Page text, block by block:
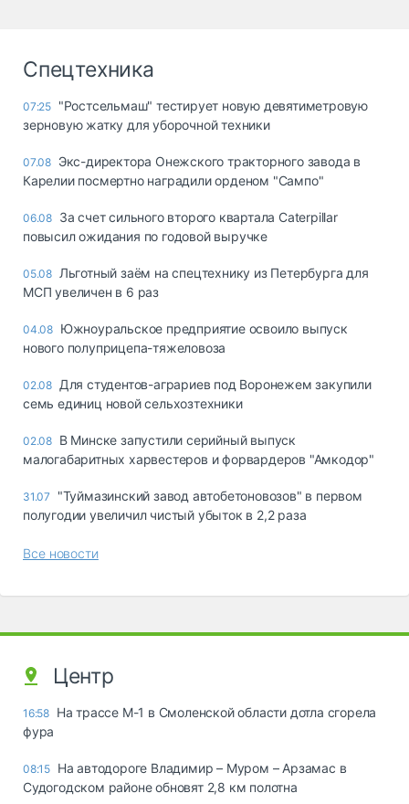
Спецтехника
07:25 "Ростсельмаш" тестирует новую девятиметровую
зерновую жатку для уборочной техники
07.08 Экс-директора Онежского тракторного завода в
Карелии посмертно наградили орденом "Сампо"
06.08 За счет сильного второго квартала Caterpillar
повысил ожидания по годовой выручке
05.08 Льготный заём на спецтехнику из Петербурга для
МСП увеличен в 6 раз
04.08 Южноуральское предприятие освоило выпуск
нового полуприцепа-тяжеловоза
02.08 Для студентов-аграриев под Воронежем закупили
семь единиц новой сельхозтехники
02.08 В Минске запустили серийный выпуск
малогабаритных харвестеров и форвардеров "Амкодор"
31.07
"Туймазинский завод автобетоновозов" в первом
полугодии увеличил чистый убыток в 2,2 раза
Все новости
Центр
16:58 На трассе М-1 в Смоленской области дотла сгорела
фура
08:15 На автодороге Владимир – Муром – Арзамас в
Судогодском районе обновят 2,8 км полотна